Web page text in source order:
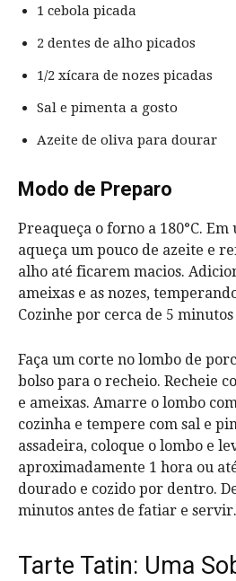
1 cebola picada
2 dentes de alho picados
1/2 xícara de nozes picadas
Sal e pimenta a gosto
Azeite de oliva para dourar
Modo de Preparo
Preaqueça o forno a 180°C.
aqueça um pouco de azeite e
alho até ficarem macios.
ameixas e as nozes,
Cozinhe por cerca de 5
Faça um corte no lombo de
bolso para o recheio. Recheie
e ameixas. Amarre o lombo
cozinha e tempere com sal e
assadeira, coloque o lombo e
aproximadamente 1 hora ou
dourado e cozido por dentro.
minutos antes de fatiar e servir.
Tarte Tatin: Uma